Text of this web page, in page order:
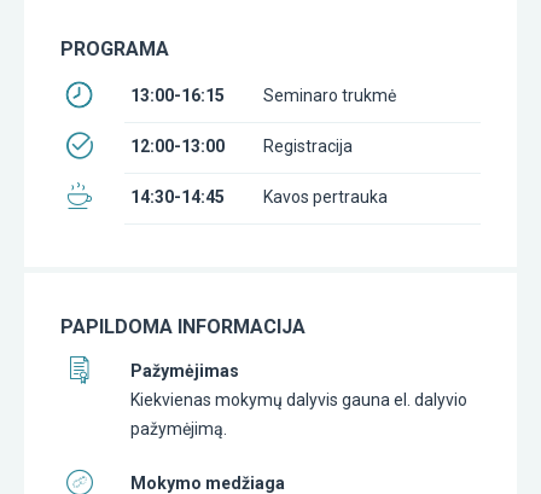
PROGRAMA
13:00-16:15 Seminaro trukmė
12:00-13:00 Registracija
14:30-14:45 Kavos pertrauka
PAPILDOMA INFORMACIJA
Pažymėjimas
Kiekvienas mokymų dalyvis gauna el. dalyvio
pažymėjimą.
Mokymo medžiaga